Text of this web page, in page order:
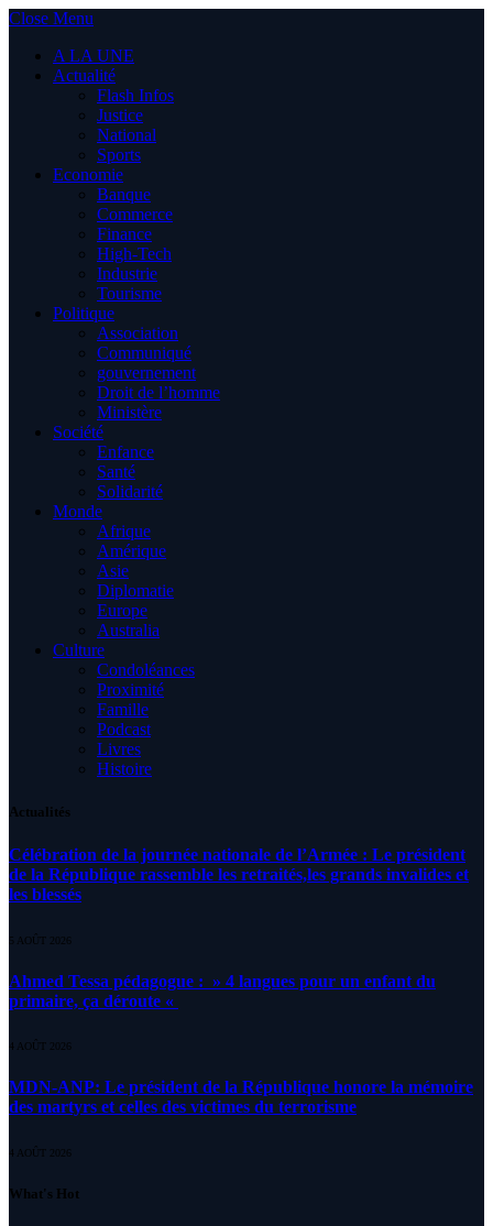
Close Menu
A LA UNE
Actualité
Flash Infos
Justice
National
Sports
Economie
Banque
Commerce
Finance
High-Tech
Industrie
Tourisme
Politique
Association
Communiqué
gouvernement
Droit de l’homme
Ministère
Société
Enfance
Santé
Solidarité
Monde
Afrique
Amérique
Asie
Diplomatie
Europe
Australia
Culture
Condoléances
Proximité
Famille
Podcast
Livres
Histoire
Actualités
Célébration de la journée nationale de l’Armée : Le président
de la République rassemble les retraités,les grands invalides et
les blessés
5 AOÛT 2026
Ahmed Tessa pédagogue : » 4 langues pour un enfant du
primaire, ça déroute «
4 AOÛT 2026
MDN-ANP: Le président de la République honore la mémoire
des martyrs et celles des victimes du terrorisme
4 AOÛT 2026
What's Hot